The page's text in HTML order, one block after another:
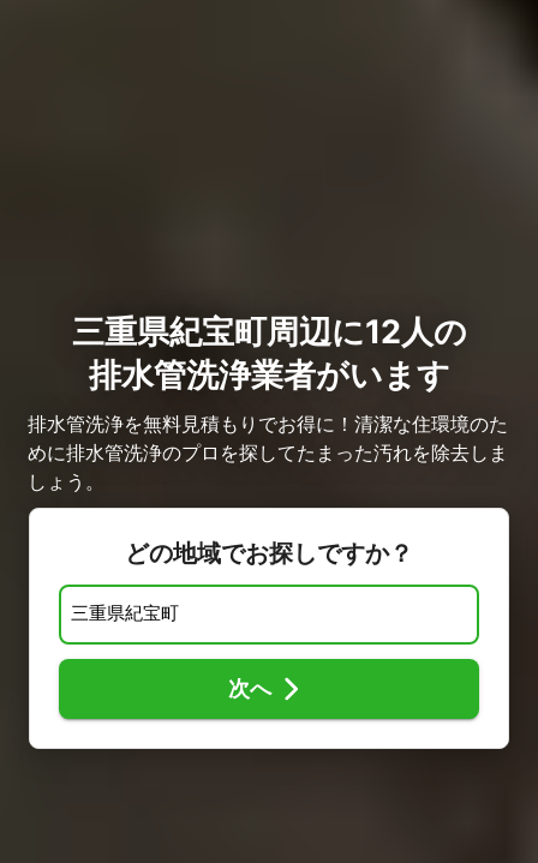
三重県紀宝町周辺に12人の
排水管洗浄業者がいます
排水管洗浄を無料見積もりでお得に！清潔な住環境のた
めに排水管洗浄のプロを探してたまった汚れを除去しま
しょう。
どの地域でお探しですか？
次へ